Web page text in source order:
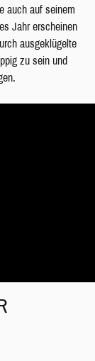
auch auf seinem
Jahr erscheinen
ausgeklügelte
zu sein und